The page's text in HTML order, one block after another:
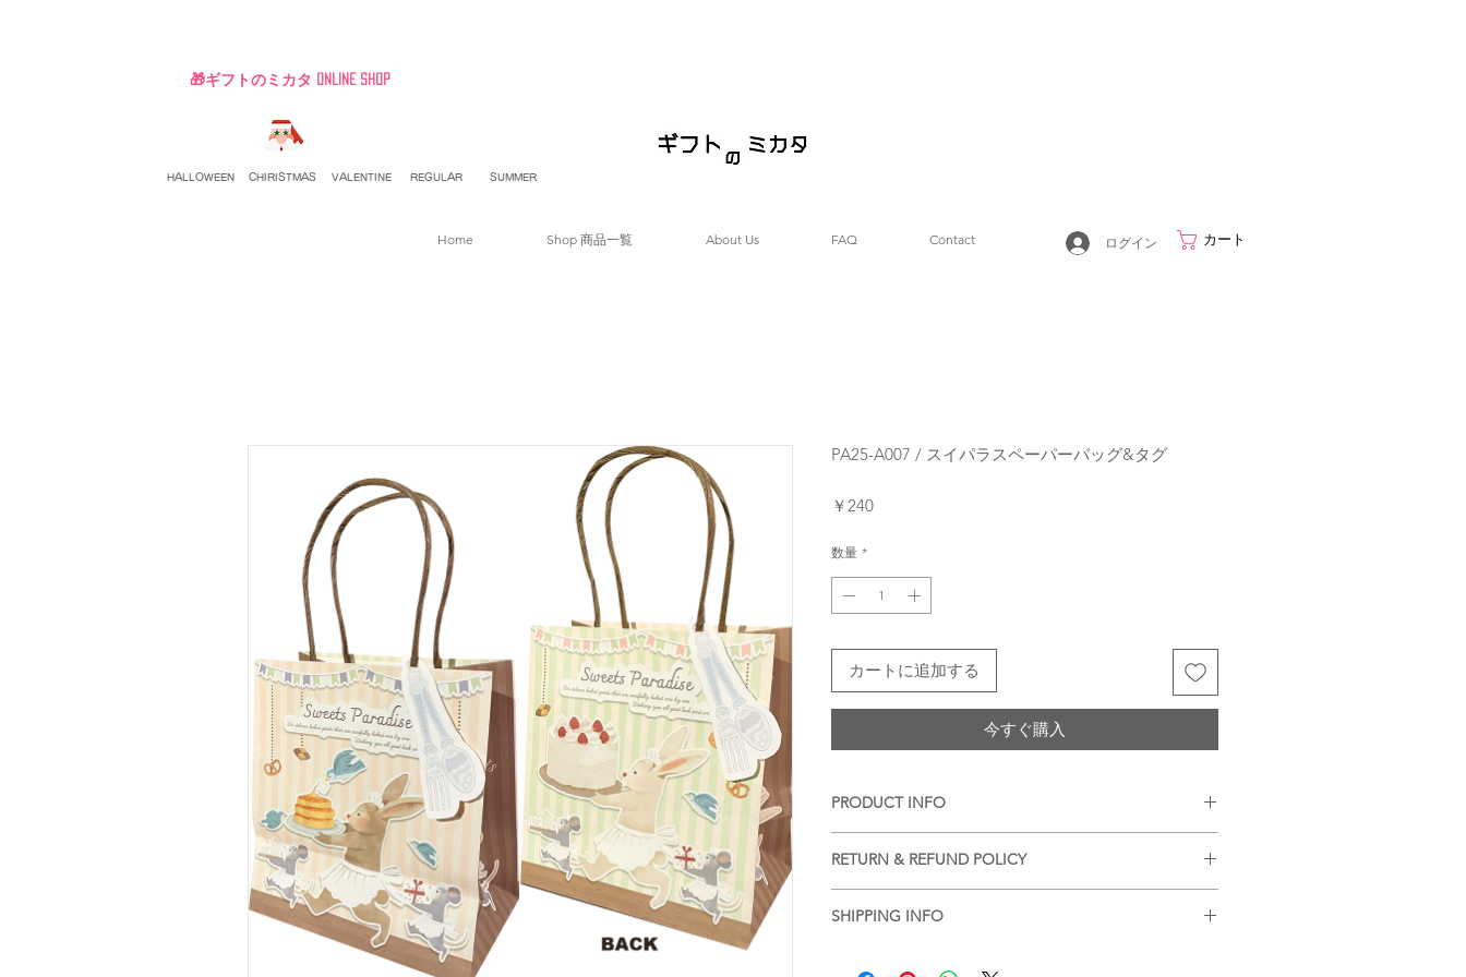
🎁ギフトのミカタ ONLINE SHOP
HALLOWEEN CHIRISTMAS VALENTINE REGULAR SUMMER
Home Shop 商品一覧 About Us FAQ Contact ログイン カート
PA25-A007 / スイパラスペーパーバッグ&タグ
￥240価
数量 *
カートに追加する
今すぐ購入
PRODUCT INFO
・品質管理には万全を期しておりますが、個体差などが
生じます。ご了承くださいませ。
RETURN & REFUND POLICY
ります。
ておりますが、不良品があった場合に限り返品もしくは
SHIPPING INFO